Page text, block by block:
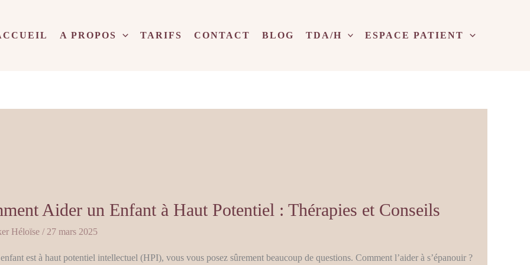
A PROPOS TARIFS CONTACT BLOG TDA/H ESPACE PATIENT
Aider un Enfant à Haut Potentiel : Thérapies et Conseils
Héloïse / 27 mars 2025
est à haut potentiel intellectuel (HPI), vous vous posez sûrement beaucoup de questions. Comment l’aider à s’épanouir ?